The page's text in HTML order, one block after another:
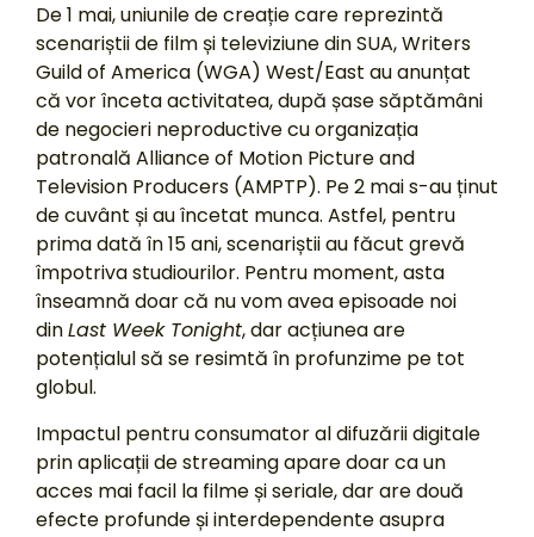
De 1 mai, uniunile de creație care reprezintă
scenariștii de film și televiziune din SUA, Writers
Guild of America (WGA) West/East au anunțat
că vor înceta activitatea, după șase săptămâni
de negocieri neproductive cu organizația
patronală Alliance of Motion Picture and
Television Producers (AMPTP). Pe 2 mai s-au ținut
de cuvânt și au încetat munca. Astfel, pentru
prima dată în 15 ani, scenariștii au făcut grevă
împotriva studiourilor. Pentru moment, asta
înseamnă doar că nu vom avea episoade noi
dinLast Week Tonight, dar acțiunea are
potențialul să se resimtă în profunzime pe tot
globul.
Impactul pentru consumator al difuzării digitale
prin aplicații de streaming apare doar ca un
acces mai facil la filme și seriale, dar are două
efecte profunde și interdependente asupra